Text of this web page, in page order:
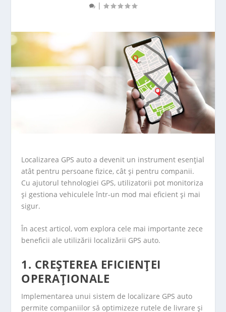
|
Localizarea GPS auto a devenit un instrument esențial
atât pentru persoane fizice, cât și pentru companii.
Cu ajutorul tehnologiei GPS, utilizatorii pot monitoriza
și gestiona vehiculele într-un mod mai eficient și mai
sigur.
În acest articol, vom explora cele mai importante zece
beneficii ale utilizării localizării GPS auto.
1. CREȘTEREA EFICIENȚEI
OPERAȚIONALE
Implementarea unui sistem de localizare GPS auto
permite companiilor să optimizeze rutele de livrare și